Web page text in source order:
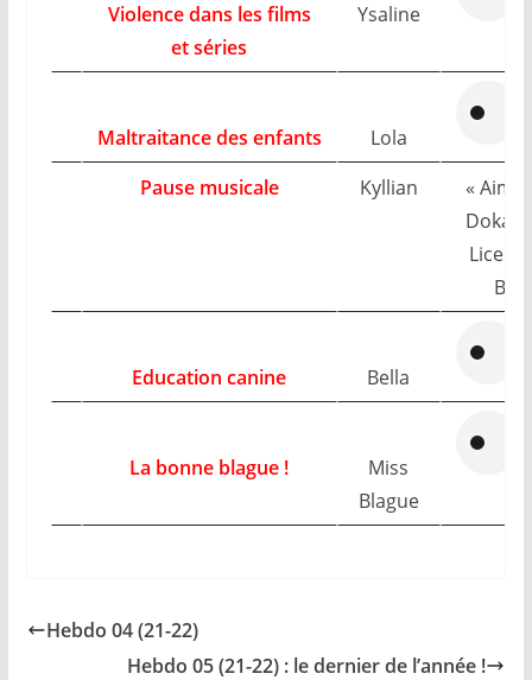
Violence dans les films
et séries
Ysaline
Maltraitance des enfants
Lola
Pause musicale
Kyllian
«
BY-
Education canine Bella
La bonne blague !
Miss
Blague
Hebdo 04 (21-22)
Hebdo 05 (21-22) : le dernier de l’année !